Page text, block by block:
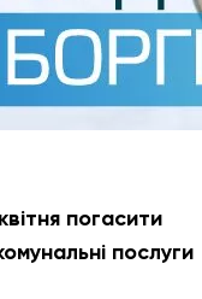
погасити
послуги